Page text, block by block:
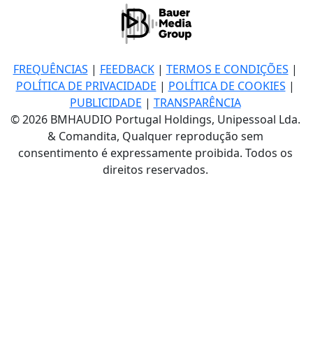
FREQUÊNCIAS | FEEDBACK| TERMOS E CONDIÇÕES |
POLÍTICA DE PRIVACIDADE | POLÍTICA DE COOKIES |
PUBLICIDADE | TRANSPARÊNCIA
© 2026 BMHAUDIO Portugal Holdings, Unipessoal Lda.
& Comandita, Qualquer reprodução sem
consentimento é expressamente proibida. Todos os
direitos reservados.